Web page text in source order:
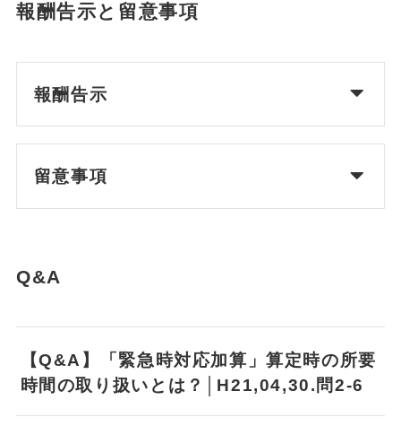
報酬告示と留意事項
報酬告示
留意事項
Q&A
【Q&A】「緊急時対応加算」算定時の所要
時間の取り扱いとは？│H21,04,30.問2-6